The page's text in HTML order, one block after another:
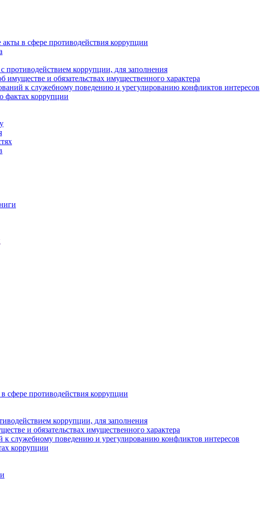
в сфере противодействия коррупции
коррупции, для заполнения
имуществе и обязательствах имущественного характера
к служебному поведению и урегулированию конфликтов интересов
фактах коррупции
противодействия коррупции
коррупции, для заполнения
и обязательствах имущественного характера
служебному поведению и урегулированию конфликтов интересов
коррупции